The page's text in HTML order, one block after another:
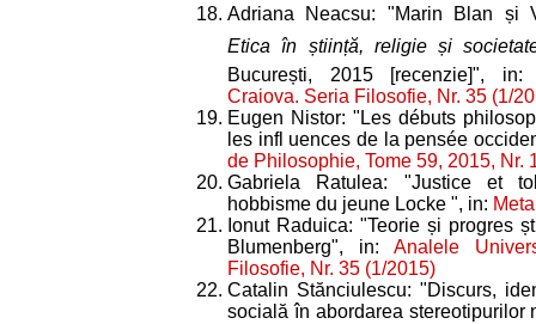
Adriana Neacsu: "Marin Blan și
Etica în știință, religie și
București, 2015 [recenzie]",
Craiova. Seria Filosofie, Nr. 35 (1/
Eugen Nistor: "Les débuts
les infl uences de la pensée
de Philosophie, Tome 59, 2015, Nr.
Gabriela Ratulea: "Justice et
hobbisme du jeune Locke ", in:
Ionut Raduica: "Teorie și progres
Blumenberg", in: Analele
Filosofie, Nr. 35 (1/2015)
Catalin Stănciulescu: "Discurs,
socială în abordarea stereotipurilor